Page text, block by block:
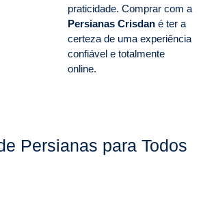
praticidade. Comprar com a
Persianas Crisdan é ter a
certeza de uma experiência
confiável e totalmente
online.
Persianas para Todos